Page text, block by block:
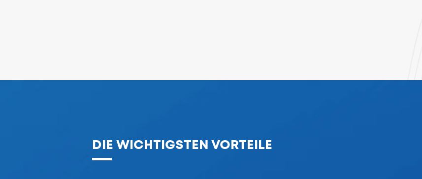
DIE WICHTIGSTEN VORTEILE